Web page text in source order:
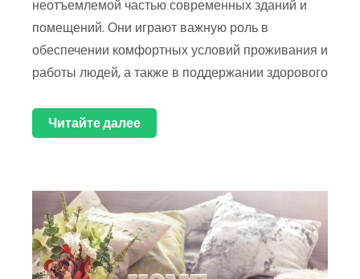
неотъемлемой частью современных зданий и
помещений. Они играют важную роль в
обеспечении комфортных условий проживания и
работы людей, а также в поддержании здорового
Читайте далее